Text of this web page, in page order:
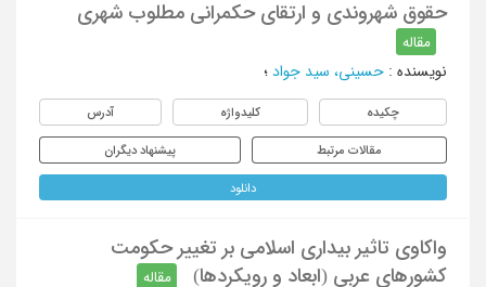
حقوق شهروندی و ارتقای حکمرانی مطلوب شهری
مقاله
نویسنده : حسینی، سید جواد ؛
چکیده کلیدواژه آدرس
مقالات مرتبط پیشنهاد دیگران
دانلود
واکاوی تاثیر بیداری اسلامی بر تغییر حکومت
کشورهای عربی (ابعاد و رویکردها)
مقاله